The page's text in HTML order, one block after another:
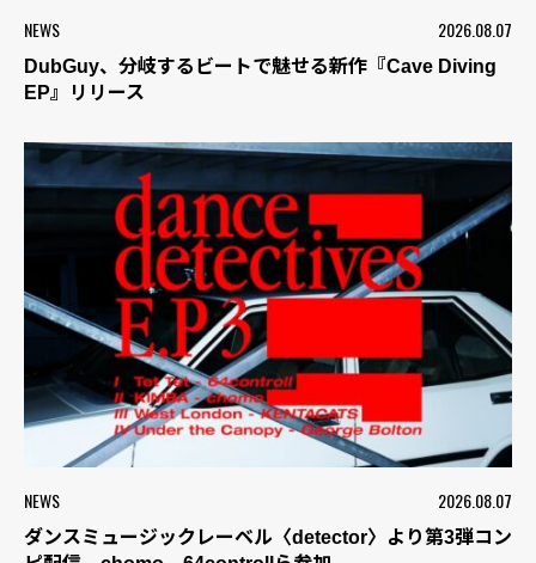
NEWS 2026.08.07
DubGuy、分岐するビートで魅せる新作『Cave Diving
EP』リリース
NEWS 2026.08.07
ダンスミュージックレーベル〈detector〉より第3弾コン